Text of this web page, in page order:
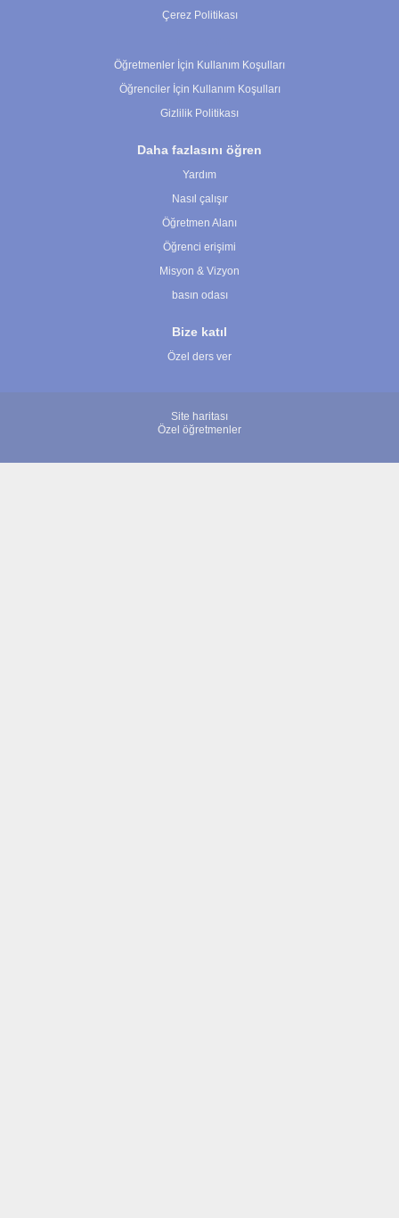
Çerez Politikası
Öğretmenler İçin Kullanım Koşulları
Öğrenciler İçin Kullanım Koşulları
Gizlilik Politikası
Daha fazlasını öğren
Yardım
Nasıl çalışır
Öğretmen Alanı
Öğrenci erişimi
Misyon & Vizyon
basın odası
Bize katıl
Özel ders ver
Site haritası
Özel öğretmenler